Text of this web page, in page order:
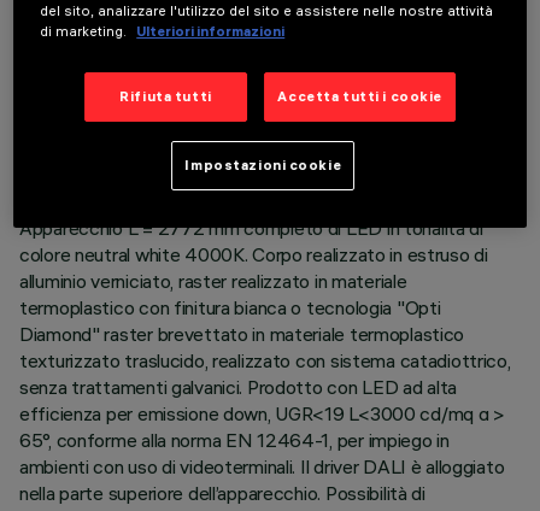
DATI TECNICI
ULTIMO AGGIORNAMENTO: 04/08/2026
Apparecchio L = 2772 mm completo di LED in tonalità di
colore neutral white 4000K. Corpo realizzato in estruso di
alluminio verniciato, raster realizzato in materiale
termoplastico con finitura bianca o tecnologia "Opti
Diamond" raster brevettato in materiale termoplastico
texturizzato traslucido, realizzato con sistema catadiottrico,
senza trattamenti galvanici. Prodotto con LED ad alta
efficienza per emissione down, UGR<19 L<3000 cd/mq α >
65°, conforme alla norma EN 12464-1, per impiego in
ambienti con uso di videoterminali. Il driver DALI è alloggiato
nella parte superiore dell’apparecchio. Possibilità di
del sito, analizzare l'utilizzo del sito e assistere nelle nostre attività
di marketing.
Ulteriori informazioni
Rifiuta tutti Accetta tutti i cookie
Impostazioni cookie